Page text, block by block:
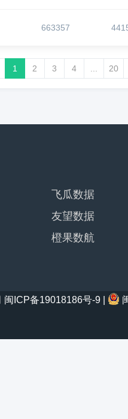
663357
1 2 3 4 20
飞瓜数据
友望数据
橙果数航
闽ICP备19018186号-9